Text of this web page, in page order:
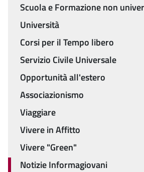
Scuola e Formazione non
Università
Corsi per il Tempo libero
Servizio Civile Universale
Opportunità all'estero
Associazionismo
Viaggiare
Vivere in Affitto
Vivere "Green"
Notizie Informagiovani